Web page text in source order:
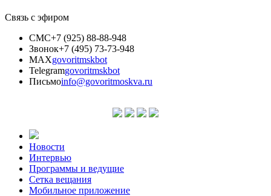
Связь с эфиром
СМС+7 (925) 88-88-948
Звонок+7 (495) 73-73-948
MAXgovoritmskbot
Telegramgovoritmskbot
Письмоinfo@govoritmoskva.ru
Новости
Интервью
Программы и ведущие
Сетка вещания
Мобильное приложение